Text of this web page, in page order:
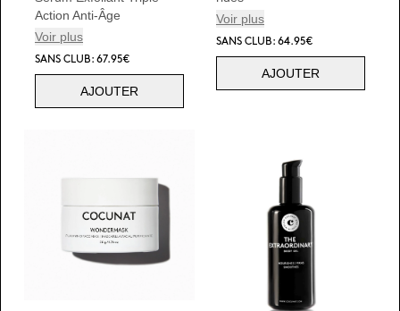
Action Anti-Âge
Voir plus
SANS CLUB: 67.95€
AJOUTER
Voir plus
SANS CLUB: 64.95€
AJOUTER